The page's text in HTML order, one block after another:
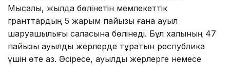
Мысалы, жылда бөлінетін мемлекеттік
гранттардың 5 жарым пайызы ғана ауыл
шаруашылығы саласына бөлінеді. Бұл халқының 47
пайызы ауылдық жерлерде тұратын республика
үшін өте аз. Әсіресе, ауылдық жерлерге немесе